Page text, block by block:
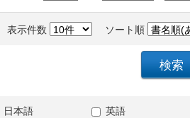
表示件数 ソート順
日本語
英語